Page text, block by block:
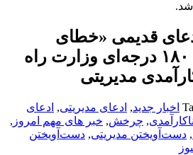
قدیمی‌‌ «خطای
انسانی»‌/ چرخش ۱۸‌۰ درجه‌ای وزارت راه
مدیریتی
اخبار جدید, ادعای مدیریتی, ادعای
, چرخش, خبر های مهم امروز ,
, دست‌آویختن مدیریتی, دست‌آویختن